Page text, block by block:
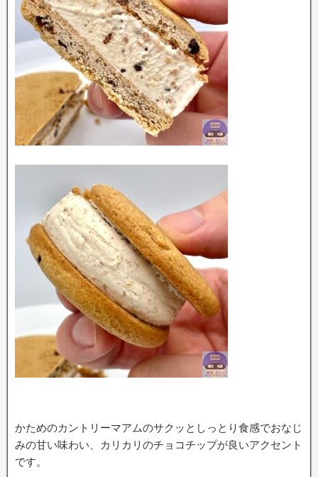
かためのカントリーマアムのサクッとしっとり食感でおなじ
みの甘い味わい、カリカリのチョコチップが良いアクセント
です。